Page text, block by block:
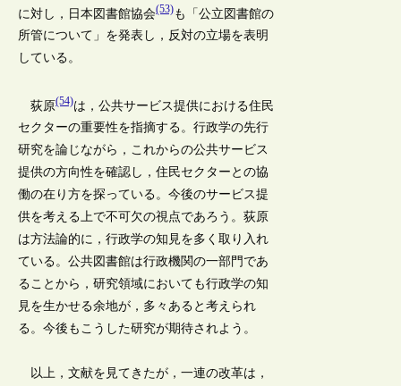
に対し，日本図書館協会(53)も「公立図書館の
所管について」を発表し，反対の立場を表明
している。
荻原(54)は，公共サービス提供における住民
セクターの重要性を指摘する。行政学の先行
研究を論じながら，これからの公共サービス
提供の方向性を確認し，住民セクターとの協
働の在り方を探っている。今後のサービス提
供を考える上で不可欠の視点であろう。荻原
は方法論的に，行政学の知見を多く取り入れ
ている。公共図書館は行政機関の一部門であ
ることから，研究領域においても行政学の知
見を生かせる余地が，多々あると考えられ
る。今後もこうした研究が期待されよう。
以上，文献を見てきたが，一連の改革は，